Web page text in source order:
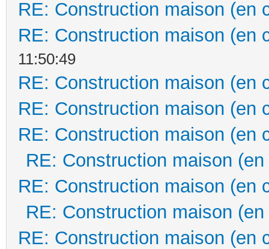
RE: Construction maison (en
RE: Construction maison (en
11:50:49
RE: Construction maison (en
RE: Construction maison (en
RE: Construction maison (en
RE: Construction maison
RE: Construction maison (en
RE: Construction maison
RE: Construction maison (en